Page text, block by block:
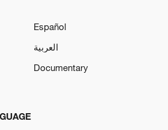
Español
العربية
Documentary